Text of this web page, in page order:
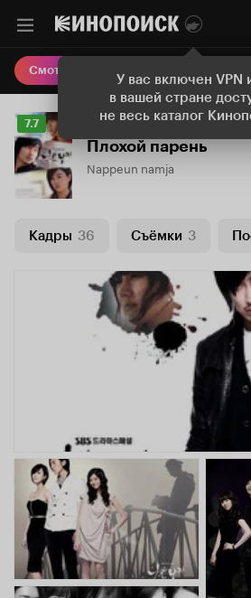
У вас включен VPN
в вашей стране
не весь каталог
Смотреть кино Онлайн-
Рейтинг
Кинопоиска
7.7
7.7
Плохой парень
Nappeun namja
Кадры 36 Съёмки 3